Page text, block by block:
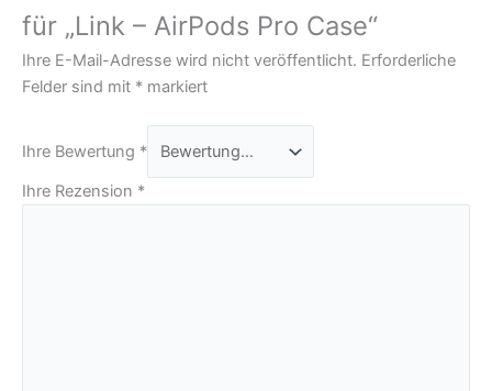
für „Link – AirPods Pro Case“
Ihre E-Mail-Adresse wird nicht veröffentlicht. Erforderliche
Felder sind mit * markiert
Ihre Bewertung *
Ihre Rezension *